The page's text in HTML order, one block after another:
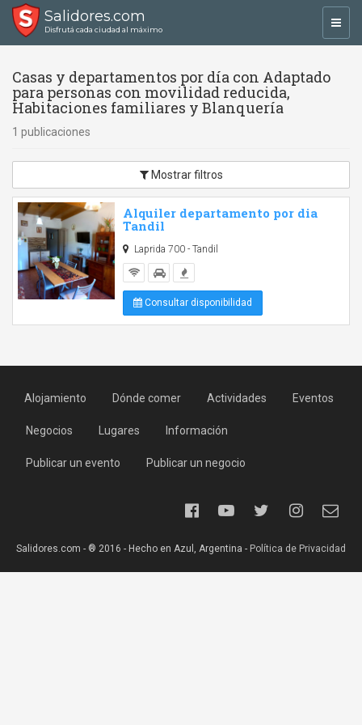
Salidores.com
Disfrutá cada ciudad al máximo
Casas y departamentos por día con Adaptado
para personas con movilidad reducida,
Habitaciones familiares y Blanquería
1 publicaciones
Mostrar filtros
Alquiler departamento por dia
Tandil
Laprida 700 - Tandil
Consultar disponibilidad
Alojamiento Dónde comer Actividades Eventos
Negocios Lugares Información
Publicar un evento Publicar un negocio
Salidores.com - ® 2016 - Hecho en Azul, Argentina - Política de Privacidad